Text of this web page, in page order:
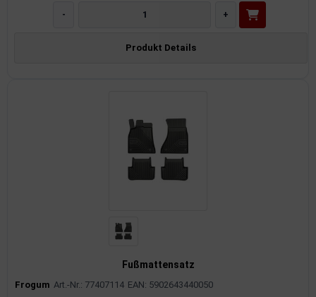
- +
Produkt Details
Fußmattensatz
Frogum Art.-Nr.: 77407114 EAN: 5902643440050